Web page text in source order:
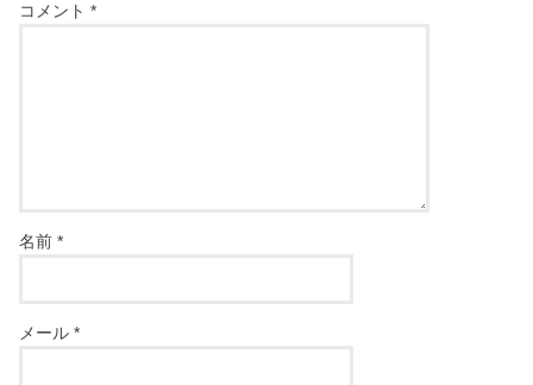
コメント*
名前*
メール*